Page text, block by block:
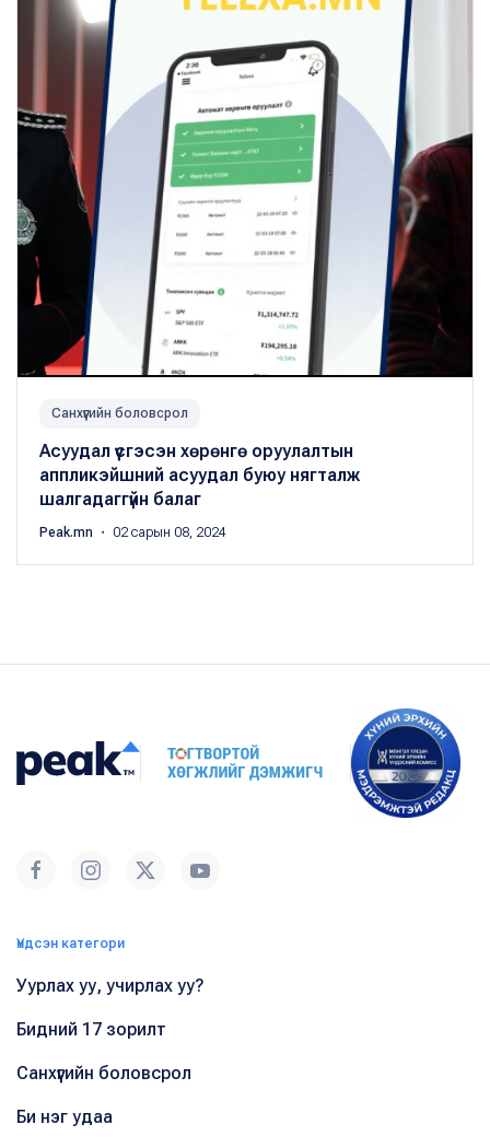
Санхүүгийн боловсрол
Асуудал үүсгэсэн хөрөнгө оруулалтын
аппликэйшний асуудал буюу нягталж
шалгадаггүйн балаг
Peak.mn ・ 02 сарын 08, 2024
Үндсэн категори
Уурлах уу, учирлах уу?
Бидний 17 зорилт
Санхүүгийн боловсрол
Би нэг удаа